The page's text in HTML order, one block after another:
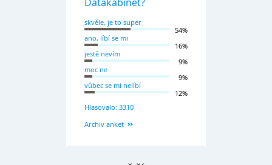
skvěle, je to super
54%
ano, líbí se mi
16%
jestě nevím
9%
moc ne
9%
vůbec se mi nelíbí
12%
Hlasovalo: 3310
Archiv anket